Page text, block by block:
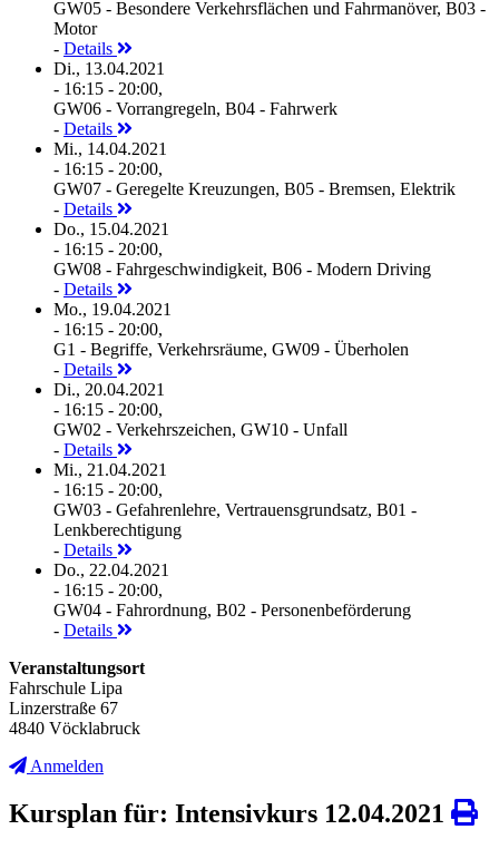
GW05 - Besondere Verkehrsflächen und Fahrmanöver, B03 -
Motor
- Details
Di., 13.04.2021
- 16:15 - 20:00,
GW06 - Vorrangregeln, B04 - Fahrwerk
- Details
Mi., 14.04.2021
- 16:15 - 20:00,
GW07 - Geregelte Kreuzungen, B05 - Bremsen, Elektrik
- Details
Do., 15.04.2021
- 16:15 - 20:00,
GW08 - Fahrgeschwindigkeit, B06 - Modern Driving
- Details
Mo., 19.04.2021
- 16:15 - 20:00,
G1 - Begriffe, Verkehrsräume, GW09 - Überholen
- Details
Di., 20.04.2021
- 16:15 - 20:00,
GW02 - Verkehrszeichen, GW10 - Unfall
- Details
Mi., 21.04.2021
- 16:15 - 20:00,
GW03 - Gefahrenlehre, Vertrauensgrundsatz, B01 -
Lenkberechtigung
- Details
Do., 22.04.2021
- 16:15 - 20:00,
GW04 - Fahrordnung, B02 - Personenbeförderung
- Details
Veranstaltungsort
Fahrschule Lipa
Linzerstraße 67
4840 Vöcklabruck
Anmelden
Kursplan für: Intensivkurs 12.04.2021